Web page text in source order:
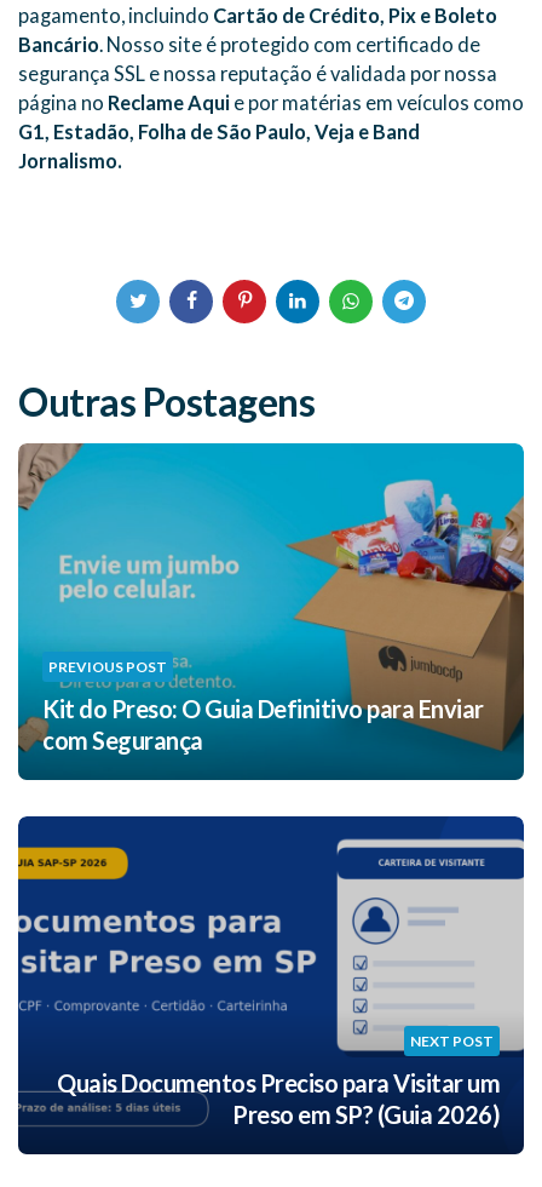
pagamento, incluindo Cartão de Crédito, Pix e Boleto
Bancário. Nosso site é protegido com certificado de
segurança SSL e nossa reputação é validada por nossa
página no Reclame Aqui e por matérias em veículos como
G1, Estadão, Folha de São Paulo, Veja e Band
Jornalismo.
Outras Postagens
PREVIOUS POST
Kit do Preso: O Guia Definitivo para Enviar
com Segurança
NEXT POST
Quais Documentos Preciso para Visitar um
Preso em SP? (Guia 2026)